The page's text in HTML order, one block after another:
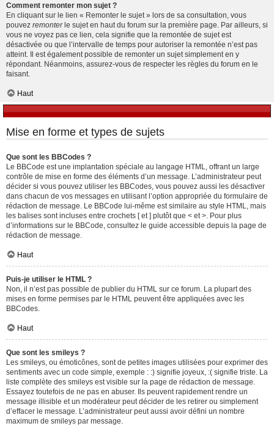
Comment remonter mon sujet ?
En cliquant sur le lien « Remonter le sujet » lors de sa consultation, vous
pouvez remonterle sujet en haut du forum sur la première page. Par ailleurs, si
vous ne voyez pas ce lien, cela signifie que la remontée de sujet est
désactivée ou que l’intervalle de temps pour autoriser la remontée n’est pas
atteint. Il est également possible de remonter un sujet simplement en y
répondant. Néanmoins, assurez-vous de respecter les règles du forum en le
faisant.
Haut
Mise en forme et types de sujets
Que sont les BBCodes ?
Le BBCode est une implantation spéciale au langage HTML, offrant un large
contrôle de mise en forme des éléments d’un message. L’administrateur peut
décider si vous pouvez utiliser les BBCodes, vous pouvez aussi les désactiver
dans chacun de vos messages en utilisant l’option appropriée du formulaire de
rédaction de message. Le BBCode lui-même est similaire au style HTML, mais
les balises sont incluses entre crochets [ et ] plutôt que < et >. Pour plus
d’informations sur le BBCode, consultez le guide accessible depuis la page de
rédaction de message.
Haut
Puis-je utiliser le HTML ?
Non, il n’est pas possible de publier du HTML sur ce forum. La plupart des
mises en forme permises par le HTML peuvent être appliquées avec les
BBCodes.
Haut
Que sont les smileys ?
Les smileys, ou émoticônes, sont de petites images utilisées pour exprimer des
sentiments avec un code simple, exemple : :) signifie joyeux, :( signifie triste. La
liste complète des smileys est visible sur la page de rédaction de message.
Essayez toutefois de ne pas en abuser. Ils peuvent rapidement rendre un
message illisible et un modérateur peut décider de les retirer ou simplement
d’effacer le message. L’administrateur peut aussi avoir défini un nombre
maximum de smileys par message.